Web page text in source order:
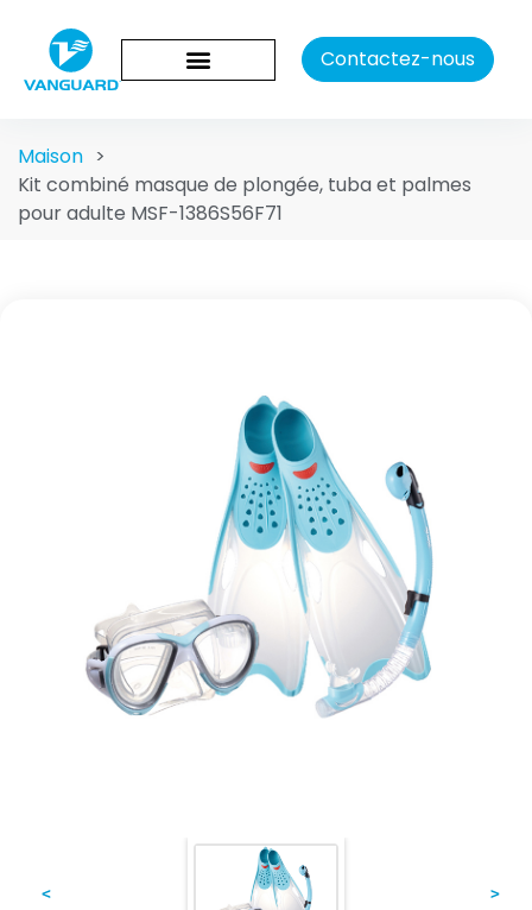
Contactez-nous
Maison >
Kit combiné masque de plongée, tuba et palmes
pour adulte MSF-1386S56F71
< >